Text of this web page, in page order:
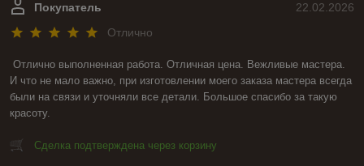
22.02.2026
Покупатель
Отлично
Отлично выполненная работа. Отличная цена. Вежливые мастера.
И что не мало важно, при изготовлении моего заказа мастера всегда
были на связи и уточняли все детали. Большое спасибо за такую
красоту.
Сделка подтверждена через корзину